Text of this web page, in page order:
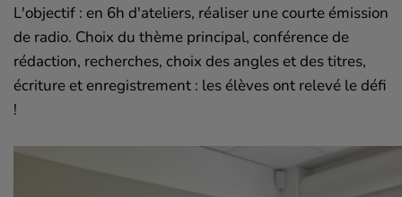
L'objectif : en 6h d'ateliers, réaliser une courte émission
de radio. Choix du thème principal, conférence de
rédaction, recherches, choix des angles et des titres,
écriture et enregistrement : les élèves ont relevé le défi
!